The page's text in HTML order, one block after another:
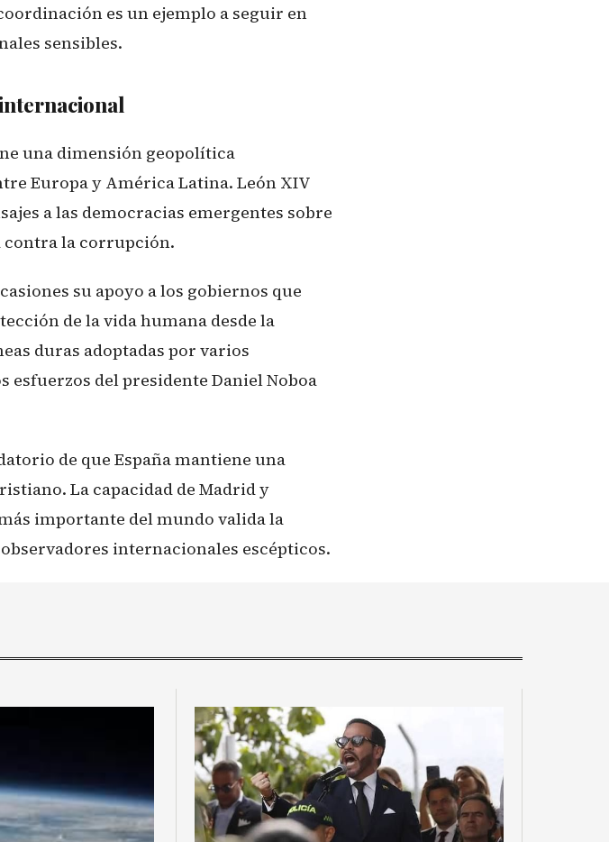
es un ejemplo a seguir en
sensibles.
una dimensión geopolítica
Europa y América Latina. León XIV
a las democracias emergentes sobre
contra la corrupción.
su apoyo a los gobiernos que
de la vida humana desde la
duras adoptadas por varios
del presidente Daniel Noboa
de que España mantiene una
La capacidad de Madrid y
importante del mundo valida la
internacionales escépticos.